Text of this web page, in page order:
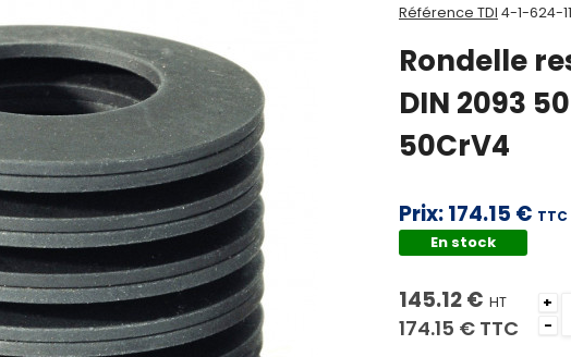
Référence TDI 4-1-624-
Rondelle
DIN 2093
50CrV4
Prix:174.15 €
En stock
145.12 € HT
174.15 € TTC
+
-